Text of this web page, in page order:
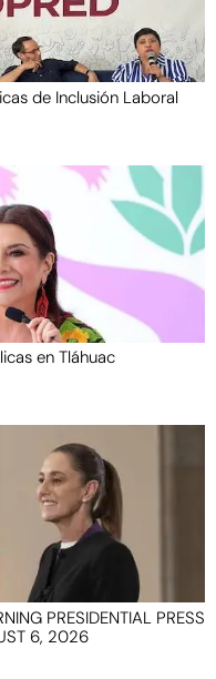
de Inclusión Laboral
en Tláhuac
PRESIDENTIAL PRESS
6, 2026